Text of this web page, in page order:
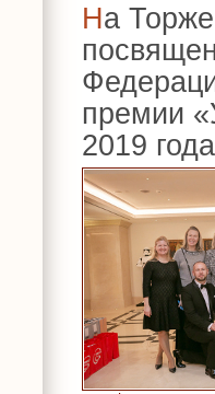
На Торжественном приеме ОКЮР,
премии
2019